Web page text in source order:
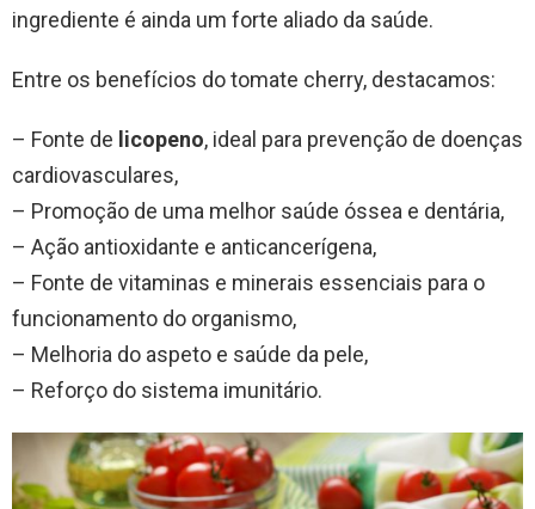
ingrediente é ainda um forte aliado da saúde.
Entre os benefícios do tomate cherry, destacamos:
– Fonte de licopeno, ideal para prevenção de doenças
cardiovasculares,
– Promoção de uma melhor saúde óssea e dentária,
– Ação antioxidante e anticancerígena,
– Fonte de vitaminas e minerais essenciais para o
funcionamento do organismo,
– Melhoria do aspeto e saúde da pele,
– Reforço do sistema imunitário.